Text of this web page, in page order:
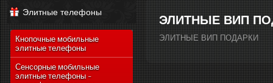
Элитные телефоны
Кнопочные мобильные
элитные телефоны
Сенсорные мобильные
элитные телефоны -
ЭЛИТНЫЕ ВИП
ЭЛИТНЫЕ ВИП ПОДАРКИ